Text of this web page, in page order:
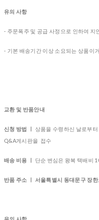
유의 사항
- 주문폭주 및 공급 사정으로 인하여 지
- 기본 배송기간 이상 소요되는 상품이
교환 및 반품안내
신청 방법 ㅣ 상품을 수령하신 날로부
Q&A게시판을 접수
배송 비용 ㅣ 단순 변심은 왕복 택배비
반품 주소 ㅣ 서울특별시 동대문구 장